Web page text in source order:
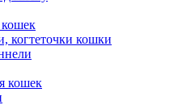
когтеточки кошки
кошек